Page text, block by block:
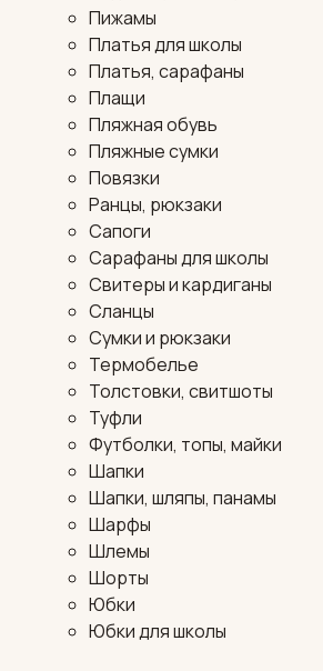
Пижамы
Платья для школы
Платья, сарафаны
Плащи
Пляжная обувь
Пляжные сумки
Повязки
Ранцы, рюкзаки
Сапоги
Сарафаны для школы
Свитеры и кардиганы
Сланцы
Сумки и рюкзаки
Термобелье
Толстовки, свитшоты
Туфли
Футболки, топы, майки
Шапки
Шапки, шляпы, панамы
Шарфы
Шлемы
Шорты
Юбки
Юбки для школы